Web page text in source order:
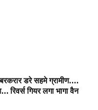
डरे सहमे ग्रामीण….
गियर लगा भागा वैन